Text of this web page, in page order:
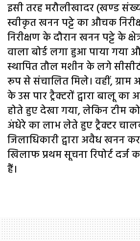
इसी तरह मरौलीखादर (खण्ड
स्वीकृत खनन पट्टे का औचक
निरीक्षण के दौरान खनन पट्टे के
वाला बोर्ड लगा हुआ पाया गया
स्थापित तौल मशीन के लगे
रूप से संचालित मिले। वहीं, ग्राम
के उस पार ट्रैक्टरों द्वारा बालू
होते हुए देखा गया, लेकिन टीम
अंधेरे का लाभ लेते हुए ट्रैक्टर
जिलाधिकारी द्वारा अवैध खनन
खिलाफ प्रथम सूचना रिपोर्ट दर्ज
हैं।